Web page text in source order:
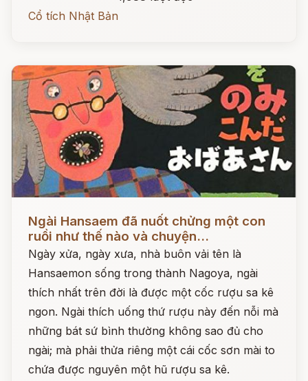
Cổ tích Nhật Bản
Ngài Hansaem đã nuốt chửng một con
ruồi như thế nào và chuyện...
Ngày xửa, ngày xưa, nhà buôn vải tên là
Hansaemon sống trong thành Nagoya, ngài
thích nhất trên đời là được một cốc rượu sa kê
ngon. Ngài thích uống thứ rượu này đến nỗi mà
những bát sứ bình thường không sao đủ cho
ngài; mà phải thửa riêng một cái cốc sơn mài to
chứa được nguyên một hũ rượu sa kê.